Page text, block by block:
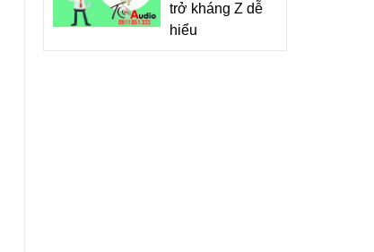
trở kháng Z dễ
hiểu